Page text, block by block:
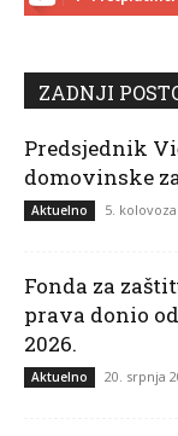
ZADNJI
Predsjednik
domovinske
Aktuelno 5. kolovoza
Fonda za
prava donio
2026.
Aktuelno 20. srpnja